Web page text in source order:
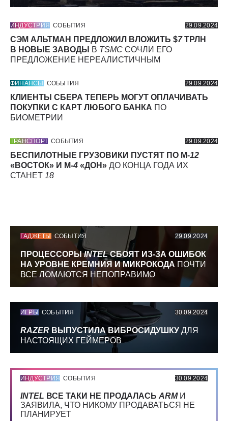
ИНДУСТРИЯ СОБЫТИЯ 29.09.2024
СЭМ АЛЬТМАН ПРЕДЛОЖИЛ ВЛОЖИТЬ $7ТРЛН
В НОВЫЕ ЗАВОДЫ
В TSMC СОЧЛИ ЕГО
ПРЕДЛОЖЕНИЕ НЕРЕАЛИСТИЧНЫМ
ФИНАНСЫ СОБЫТИЯ 29.09.2024
КЛИЕНТЫ СБЕРА ТЕПЕРЬ МОГУТ ОПЛАЧИВАТЬ
ПОКУПКИ С КАРТ ЛЮБОГО БАНКА ПО
БИОМЕТРИИ
ТРАНСПОРТ СОБЫТИЯ 29.09.2024
БЕСПИЛОТНЫЕ ГРУЗОВИКИ ПУСТЯТ ПО М-12
«ВОСТОК» И М-4 «ДОН» ДО КОНЦА ГОДА ИХ
СТАНЕТ 18
ГАДЖЕТЫ СОБЫТИЯ 29.09.2024
ПРОЦЕССОРЫINTELСБОЯТ ИЗ-ЗА ОШИБОК
НА УРОВНЕ КРЕМНИЯ И МИКРОКОДА ПОЧТИ
ВСЕ ЛОМАЮТСЯ НЕПОПРАВИМО
ИГРЫ СОБЫТИЯ 30.09.2024
RAZER ВЫПУСТИЛА ВИБРОСИДУШКУ ДЛЯ
НАСТОЯЩИХ ГЕЙМЕРОВ
ИНДУСТРИЯ СОБЫТИЯ 30.09.2024
INTEL ВСЕ ТАКИ НЕ ПРОДАЛАСЬ ARMИ
ЗАЯВИЛА, ЧТО НИКОМУ ПРОДАВАТЬСЯ НЕ
ПЛАНИРУЕТ